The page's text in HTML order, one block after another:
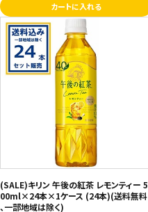
カートに入れる
(SALE)キリン 午後の紅茶 レモンティー 5
00ml×24本×1ケース (24本)(送料無料
、一部地域は除く)